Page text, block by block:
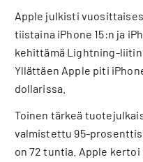
Apple julkisti
tiistaina iPhone 15:n ja
kehittämä Lightning-liitin
Yllättäen Apple piti
dollarissa.
Toinen tärkeä
valmistettu 95-
on 72 tuntia. Apple